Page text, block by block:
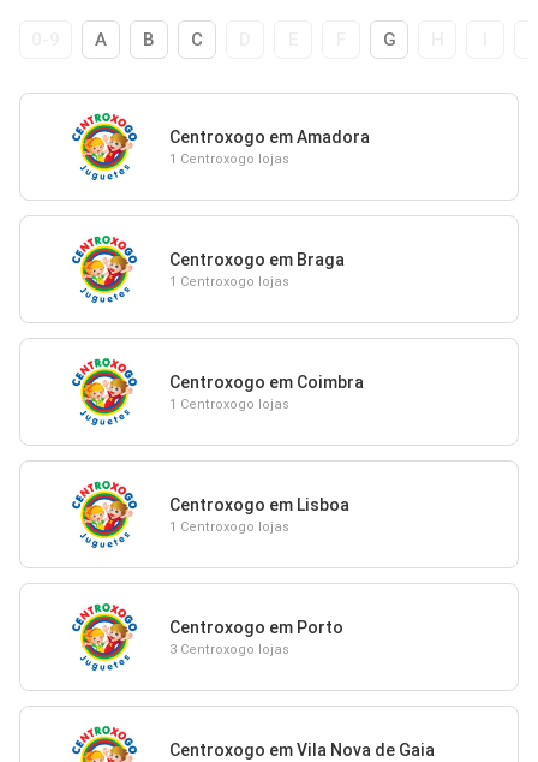
A B C G
Centroxogo em Amadora
1 Centroxogo lojas
Centroxogo em Braga
1 Centroxogo lojas
Centroxogo em Coimbra
1 Centroxogo lojas
Centroxogo em Lisboa
1 Centroxogo lojas
Centroxogo em Porto
3 Centroxogo lojas
Centroxogo em Vila Nova de Gaia